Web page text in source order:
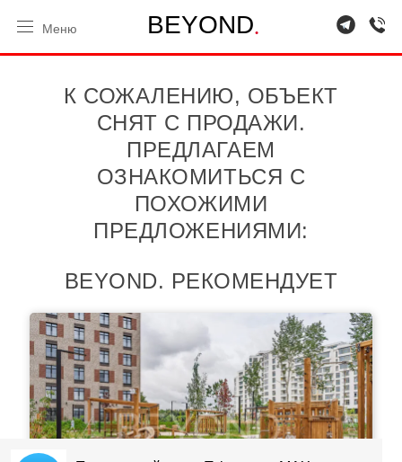
BEYOND.
Меню
К СОЖАЛЕНИЮ, ОБЪЕКТ
СНЯТ С ПРОДАЖИ.
ПРЕДЛАГАЕМ
ОЗНАКОМИТЬСЯ С
ПОХОЖИМИ
ПРЕДЛОЖЕНИЯМИ:
BEYOND. РЕКОМЕНДУЕТ